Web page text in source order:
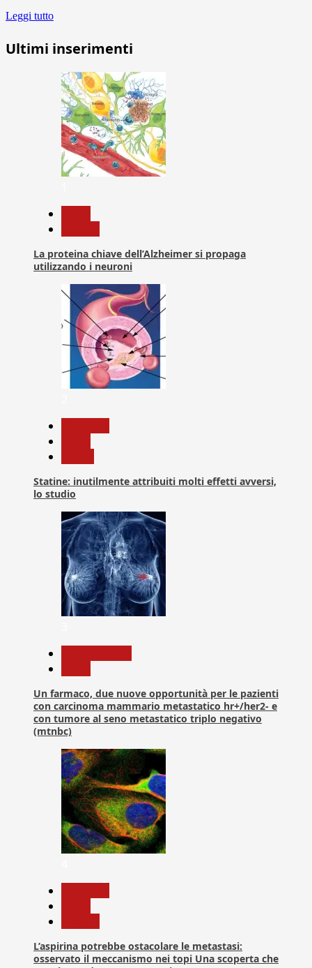
Leggi tutto
Ultimi inserimenti
La proteina chiave dell’Alzheimer si propaga
utilizzando i neuroni
Statine: inutilmente attribuiti molti effetti avversi,
lo studio
Un farmaco, due nuove opportunità per le pazienti
con carcinoma mammario metastatico hr+/her2- e
con tumore al seno metastatico triplo negativo
(mtnbc)
L’aspirina potrebbe ostacolare le metastasi:
osservato il meccanismo nei topi Una scoperta che